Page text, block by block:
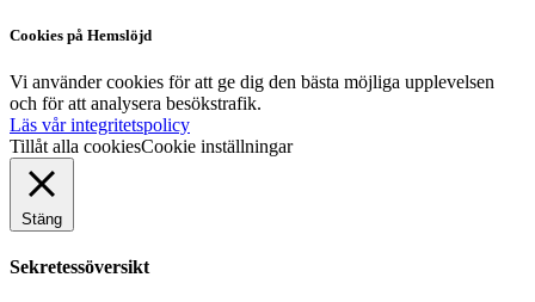
Cookies på Hemslöjd
Vi använder cookies för att ge dig den bästa möjliga upplevelsen
och för att analysera besökstrafik.
Läs vår integritetspolicy
Tillåt alla cookiesCookie inställningar
Stäng
Sekretessöversikt